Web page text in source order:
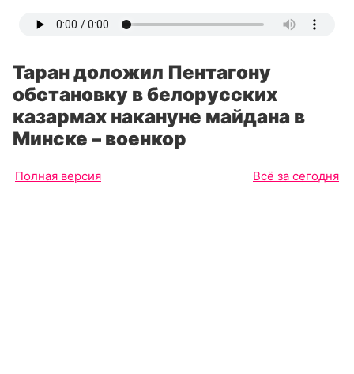
Таран доложил Пентагону
обстановку в белорусских
казармах накануне майдана в
Минске – военкор
Полная версия Всё за сегодня